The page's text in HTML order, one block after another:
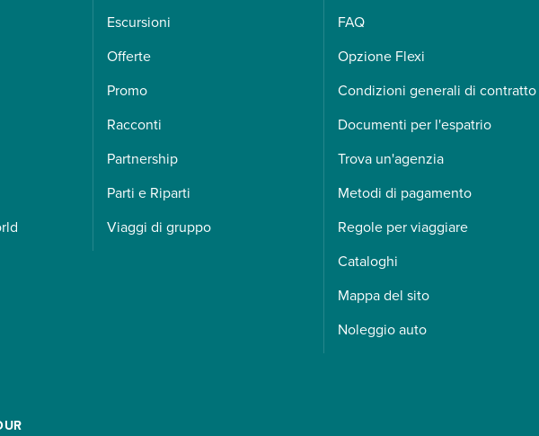
Escursioni
Offerte
Promo
Racconti
Partnership
Parti e Riparti
Viaggi di gruppo
FAQ
Opzione Flexi
Condizioni generali di contratto
Documenti per l'espatrio
Trova un'agenzia
Metodi di pagamento
Regole per viaggiare
Cataloghi
Mappa del sito
Noleggio auto